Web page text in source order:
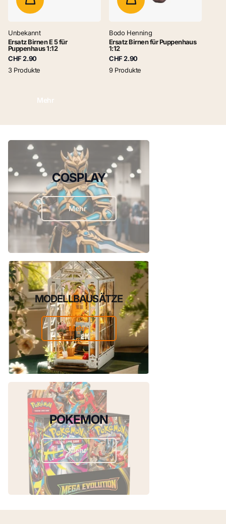
Unbekannt
Ersatz Birnen E 5 für
Puppenhaus 1:12
CHF 2.90
3 Produkte
Bodo Henning
Ersatz Birnen für Puppenhaus
1:12
CHF 2.90
9 Produkte
Mehr
COSPLAY
Mehr
MODELLBAUSÄTZE
Mehr
POKEMON
Mehr